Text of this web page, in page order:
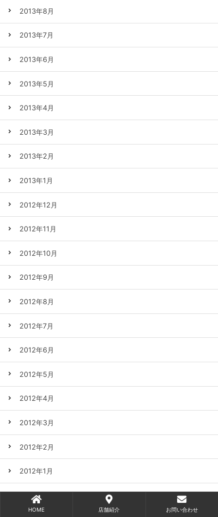
2013年8月
2013年7月
2013年6月
2013年5月
2013年4月
2013年3月
2013年2月
2013年1月
2012年12月
2012年11月
2012年10月
2012年9月
2012年8月
2012年7月
2012年6月
2012年5月
2012年4月
2012年3月
2012年2月
2012年1月
2011年12月
HOME 店舗紹介 お問い合わせ